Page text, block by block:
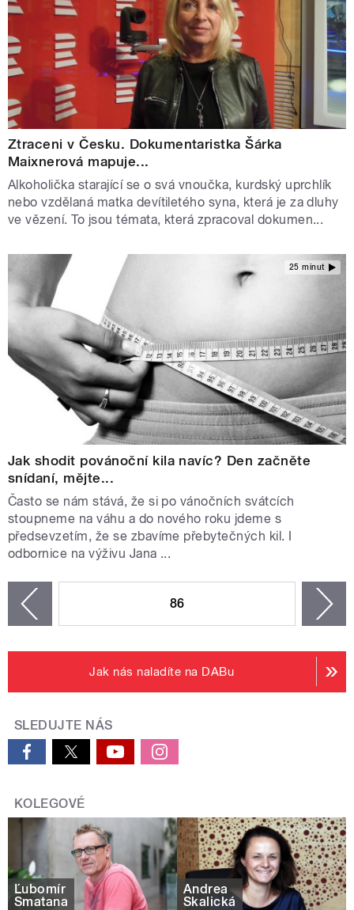
Ztraceni v Česku. Dokumentaristka Šárka
Maixnerová mapuje...
Alkoholička starající se o svá vnoučka, kurdský uprchlík
nebo vzdělaná matka devítiletého syna, která je za dluhy
ve vězení. To jsou témata, která zpracoval dokumen...
25 minut
Jak shodit povánoční kila navíc? Den začněte
snídaní, mějte...
Často se nám stává, že si po vánočních svátcích
stoupneme na váhu a do nového roku jdeme s
předsevzetím, že se zbavíme přebytečných kil. I
odbornice na výživu Jana ...
86
Jak nás naladíte na DABu
SLEDUJTE NÁS
KOLEGOVÉ
Ľubomír
Smatana
Andrea
Skalická